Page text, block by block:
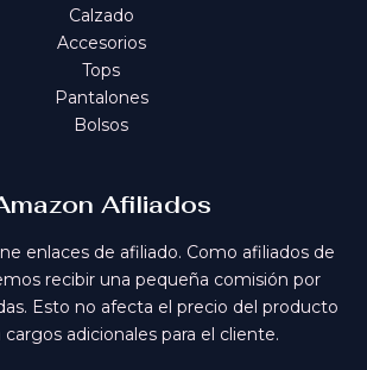
Calzado
Accesorios
Tops
Pantalones
Bolsos
Afiliados
enlaces de afiliado. Como afiliados de
recibir una pequeña comisión por
Esto no afecta el precio del producto
cargos adicionales para el cliente.